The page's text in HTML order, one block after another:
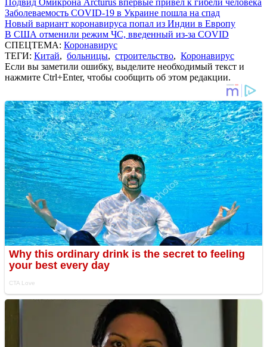
Заболеваемость COVID-19 в Украине пошла на спад
Новый вариант коронавируса попал из Индии в Европу
В США отменили режим ЧС, введенный из-за COVID
СПЕЦТЕМА: Коронавирус
ТЕГИ: Китай, больницы, строительство, Коронавирус
Если вы заметили ошибку, выделите необходимый текст и
нажмите Ctrl+Enter, чтобы сообщить об этом редакции.